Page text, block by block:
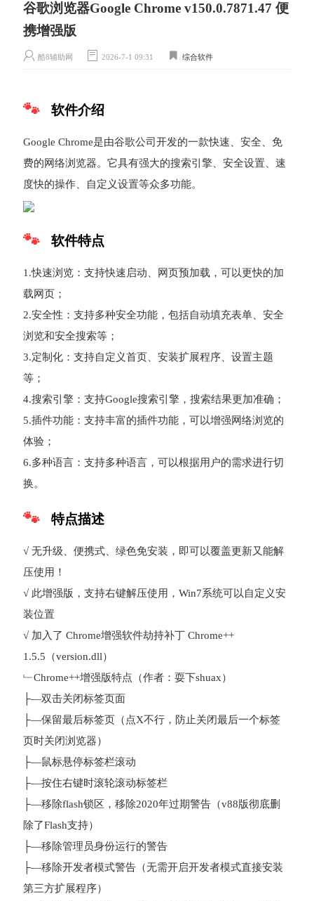
谷歌浏览器Google Chrome v150.0.7871.47 便
携增强版
酷8辅助网 2026-7-1 09:31 综合软件
软件介绍
Google Chrome是由谷歌公司开发的一款快速、安全、免
费的网络浏览器。它具有强大的搜索引擎、安全设置、速
度快的操作、自定义设置等众多功能。
软件特点
1.快速浏览：支持快速启动、网页预加载，可以更快的加
载网页；
2.安全性：支持多种安全功能，包括自动填充表单、安全
浏览和安全搜索等；
3.定制化：支持自定义首页、安装扩展程序、设置主题
等；
4.搜索引擎：支持Google搜索引擎，搜索结果更加准确；
5.插件功能：支持丰富的插件功能，可以增强网络浏览的
体验；
6.多种语言：支持多种语言，可以根据用户的需求进行切
换。
特点描述
√ 无升级、便携式、绿色免安装，即可以覆盖更新又能解
压使用！
√ 此增强版，支持右键解压使用，Win7系统可以自定义安
装位置
√ 加入了 Chrome增强软件劫持补丁 Chrome++
1.5.5（version.dll）
﹂Chrome++增强版特点（作者：耍下shuax）
├—双击关闭标签页面
├—保留最后标签页（点X不行，防止关闭最后一个标签
页时关闭浏览器）
├—鼠标悬停标签栏滚动
├—按住右键时滚轮滚动标签栏
├—移除flash锁区，移除2020年过期警告（v88版彻底删
除了Flash支持）
├—移除管理员身份运行的警告
├—移除开发者模式警告（无需开启开发者模式直接安装
第三方扩展程序）